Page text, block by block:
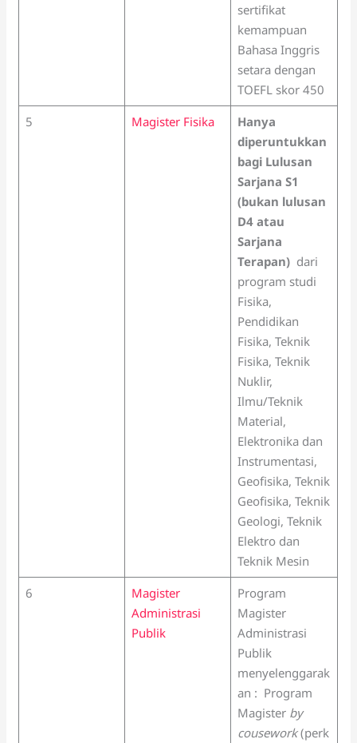
sertifikat
kemampuan
Bahasa Inggris
setara dengan
TOEFL skor 450
5
Magister Fisika
Hanya
diperuntukkan
bagi Lulusan
Sarjana S1
(bukan lulusan
D4 atau
Sarjana
Terapan) dari
program studi
Fisika,
Pendidikan
Fisika, Teknik
Fisika, Teknik
Nuklir,
Ilmu/Teknik
Material,
Elektronika dan
Instrumentasi,
Geofisika, Teknik
Geofisika, Teknik
Geologi, Teknik
Elektro dan
Teknik Mesin
6
Magister
Administrasi
Publik
Program
Magister
Administrasi
Publik
menyelenggarak
an : Program
Magister by
cousework(perk